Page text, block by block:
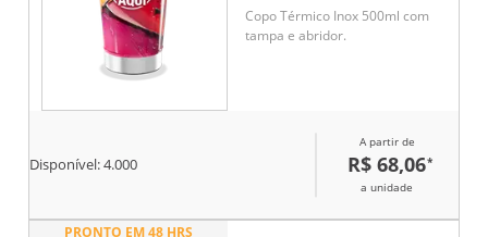
Copo Térmico Inox 500ml com
tampa e abridor.
Disponível:4.000
A partir de
R$ 68,06*
a unidade
PRONTO EM 48 HRS